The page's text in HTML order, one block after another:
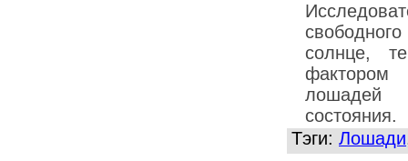
солнце,
лошадей
состояния.
Тэги: Лошади